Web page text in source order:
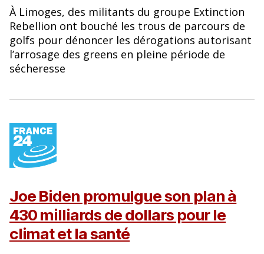
À Limoges, des militants du groupe Extinction
Rebellion ont bouché les trous de parcours de
golfs pour dénoncer les dérogations autorisant
l’arrosage des greens en pleine période de
sécheresse
Joe Biden promulgue son plan à
430 milliards de dollars pour le
climat et la santé